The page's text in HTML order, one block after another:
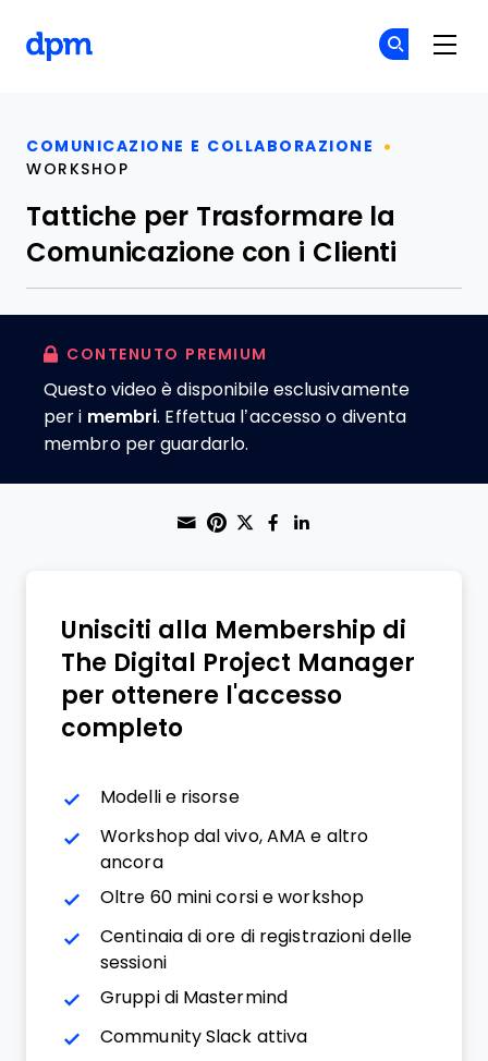
COMUNICAZIONE E COLLABORAZIONE
WORKSHOP
Tattiche per Trasformare la
Comunicazione con i Clienti
CONTENUTO PREMIUM
Questo video è disponibile esclusivamente
per i membri. Effettua l’accesso o diventa
membro per guardarlo.
Share through Email
Print this page
Share on Pinterest
Share on Twitter
Share on
Unisciti alla Membership di
The Digital Project Manager
per ottenere l'accesso
completo
Modelli e risorse
Workshop dal vivo, AMA e altro
ancora
Oltre 60 mini corsi e workshop
Centinaia di ore di registrazioni delle
sessioni
Gruppi di Mastermind
Community Slack attiva